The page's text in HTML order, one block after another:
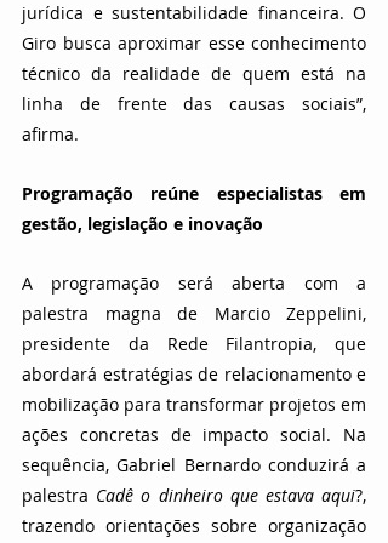
jurídica e sustentabilidade financeira. O
Giro busca aproximar esse conhecimento
técnico da realidade de quem está na
linha de frente das causas sociais”,
afirma.
Programação reúne especialistas em
gestão, legislação e inovação
A programação será aberta com a
palestra magna de Marcio Zeppelini,
presidente da Rede Filantropia, que
abordará estratégias de relacionamento e
mobilização para transformar projetos em
ações concretas de impacto social. Na
sequência, Gabriel Bernardo conduzirá a
palestra Cadê o dinheiro que estava aqui?,
trazendo orientações sobre organização